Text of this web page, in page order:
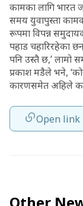
कामका लागि भारत
समय युवापुस्ता
रूपमा विपन्न
पहाड चहारिरहेका
पनि उस्तै छ,’ लामो
प्रकाश मडैले भने,
कारणसमेत अहिले
Open link